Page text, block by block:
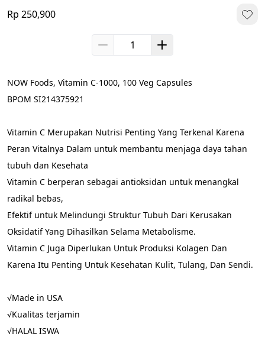
Rp 250,900
NOW Foods, Vitamin C-1000, 100 Veg Capsules
BPOM SI214375921
Vitamin C Merupakan Nutrisi Penting Yang Terkenal Karena
Peran Vitalnya Dalam untuk membantu menjaga daya tahan
tubuh dan Kesehata
Vitamin C berperan sebagai antioksidan untuk menangkal
radikal bebas,
Efektif untuk Melindungi Struktur Tubuh Dari Kerusakan
Oksidatif Yang Dihasilkan Selama Metabolisme.
Vitamin C Juga Diperlukan Untuk Produksi Kolagen Dan
Karena Itu Penting Untuk Kesehatan Kulit, Tulang, Dan Sendi.
√Made in USA
√Kualitas terjamin
√HALAL ISWA